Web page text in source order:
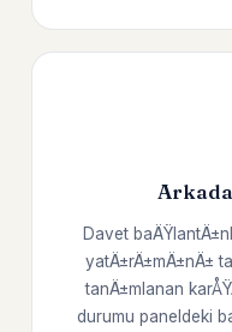
Davet
yatÄ±rÄ±mÄ±nÄ±
tanÄ±mlanan
durumu paneldeki